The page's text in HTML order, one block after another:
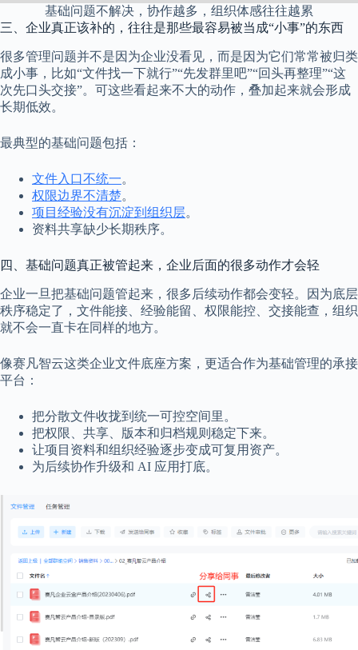
基础问题不解决，协作越多，组织体感往往越累
三、企业真正该补的，往往是那些最容易被当成“小事”的东西
很多管理问题并不是因为企业没看见，而是因为它们常常被归类
成小事，比如“文件找一下就行”“先发群里吧”“回头再整理”“这
次先口头交接”。可这些看起来不大的动作，叠加起来就会形成
长期低效。
最典型的基础问题包括：
文件入口不统一。
权限边界不清楚。
项目经验没有沉淀到组织层。
资料共享缺少长期秩序。
四、基础问题真正被管起来，企业后面的很多动作才会轻
企业一旦把基础问题管起来，很多后续动作都会变轻。因为底层
秩序稳定了，文件能接、经验能留、权限能控、交接能查，组织
就不会一直卡在同样的地方。
像赛凡智云这类企业文件底座方案，更适合作为基础管理的承接
平台：
把分散文件收拢到统一可控空间里。
把权限、共享、版本和归档规则稳定下来。
让项目资料和组织经验逐步变成可复用资产。
为后续协作升级和 AI 应用打底。